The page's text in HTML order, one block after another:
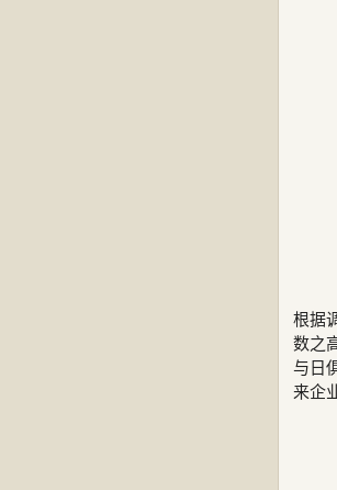
根据
数之
与日
来企